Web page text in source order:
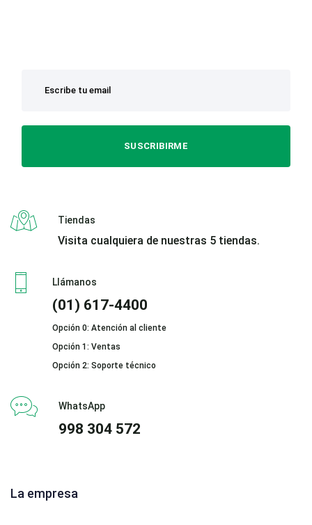
SUSCRIBIRME
Tiendas
Visita cualquiera de nuestras 5 tiendas.
Llámanos
(01) 617-4400
Opción 0: Atención al cliente
Opción 1: Ventas
Opción 2: Soporte técnico
WhatsApp
998 304 572
La empresa